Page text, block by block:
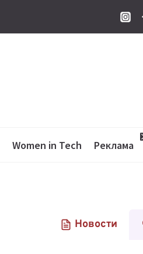
Women in Tech Реклама
Новости